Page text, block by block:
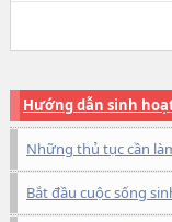
Hướng dẫn sinh
Những thủ tục cần
Bắt đầu cuộc sống